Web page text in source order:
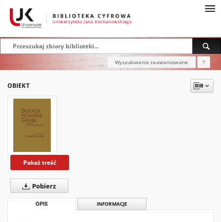
Wyszukiwanie zaawansowane ?
OBIEKT
Pokaż treść
Pobierz
OPIS INFORMACJE